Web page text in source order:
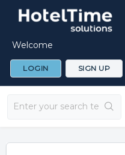
Welcome
LOGIN SIGN UP